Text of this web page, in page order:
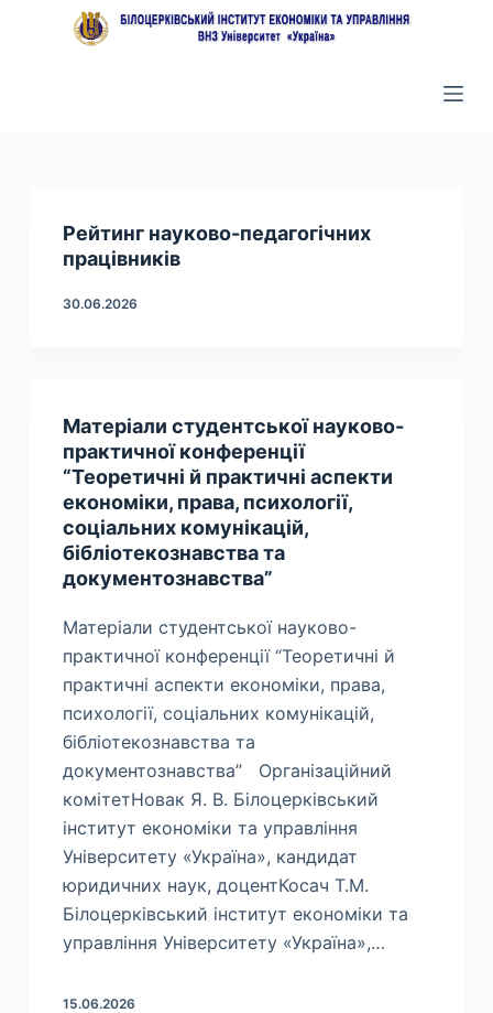
Рейтинг науково-педагогічних
працівників
30.06.2026
Матеріали студентської науково-
практичної конференції
“Теоретичні й практичні аспекти
економіки, права, психології,
соціальних комунікацій,
бібліотекознавства та
документознавства”
Матеріали студентської науково-
практичної конференції “Теоретичні й
практичні аспекти економіки, права,
психології, соціальних комунікацій,
бібліотекознавства та
документознавства” Організаційний
комітетНовак Я. В. Білоцерківський
інститут економіки та управління
Університету «Україна», кандидат
юридичних наук, доцентКосач Т.М.
Білоцерківський інститут економіки та
управління Університету «Україна»,…
15.06.2026